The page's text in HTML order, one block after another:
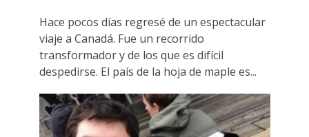
Hace pocos días regresé de un espectacular
viaje a Canadá. Fue un recorrido
transformador y de los que es difícil
despedirse. El país de la hoja de maple es...